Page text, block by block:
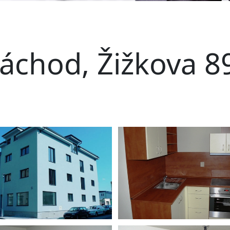
Žižkova